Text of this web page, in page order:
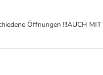
Öffnungen !!!AUCH